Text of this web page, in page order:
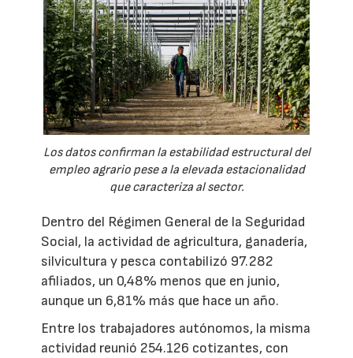
Los datos confirman la estabilidad estructural del
empleo agrario pese a la elevada estacionalidad
que caracteriza al sector.
Dentro del Régimen General de la Seguridad
Social, la actividad de agricultura, ganadería,
silvicultura y pesca contabilizó 97.282
afiliados, un 0,48% menos que en junio,
aunque un 6,81% más que hace un año.
Entre los trabajadores autónomos, la misma
actividad reunió 254.126 cotizantes, con